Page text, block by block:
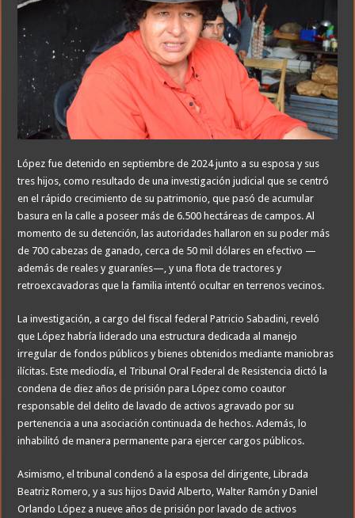
López fue detenido en septiembre de 2024 junto a su esposa y sus
tres hijos, como resultado de una investigación judicial que se centró
en el rápido crecimiento de su patrimonio, que pasó de acumular
basura en la calle a poseer más de 6.500 hectáreas de campos. Al
momento de su detención, las autoridades hallaron en su poder más
de 700 cabezas de ganado, cerca de 50 mil dólares en efectivo —
además de reales y guaraníes—, y una flota de tractores y
retroexcavadoras que la familia intentó ocultar en terrenos vecinos.
La investigación, a cargo del fiscal federal Patricio Sabadini, reveló
que López habría liderado una estructura dedicada al manejo
irregular de fondos públicos y bienes obtenidos mediante maniobras
ilícitas. Este mediodía, el Tribunal Oral Federal de Resistencia dictó la
condena de diez años de prisión para López como coautor
responsable del delito de lavado de activos agravado por su
pertenencia a una asociación continuada de hechos. Además, lo
inhabilitó de manera permanente para ejercer cargos públicos.
Asimismo, el tribunal condenó a la esposa del dirigente, Librada
Beatriz Romero, y a sus hijos David Alberto, Walter Ramón y Daniel
Orlando López a nueve años de prisión por lavado de activos